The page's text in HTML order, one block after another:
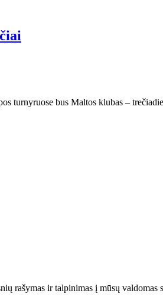
turnyruose bus Maltos klubas –
ir talpinimas į mūsų valdomas